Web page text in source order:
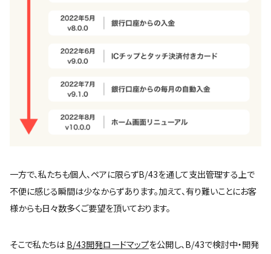
一方で、私たちも個人、ペアに限らずB/43を通して支出管理する上で
不便に感じる瞬間は少なからずあります。加えて、有り難いことにお客
様からも日々数多くご要望を頂いております。
そこで私たちは B/43開発ロードマップを公開し、B/43で検討中・開発